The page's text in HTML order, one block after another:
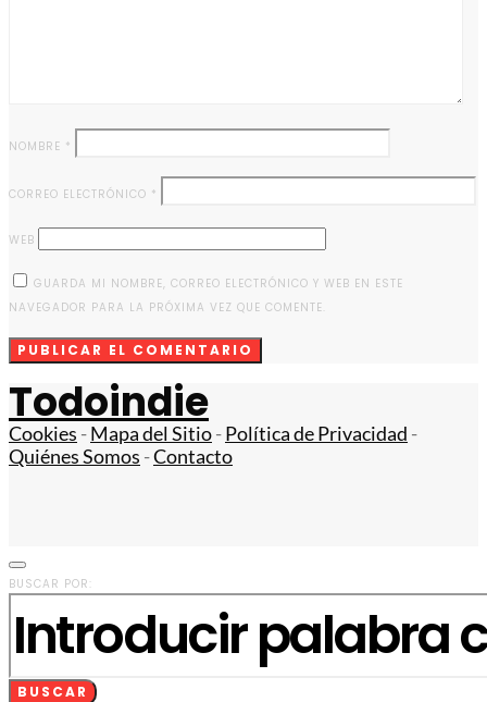
NOMBRE *
CORREO ELECTRÓNICO *
WEB
GUARDA MI NOMBRE, CORREO ELECTRÓNICO Y WEB EN ESTE
NAVEGADOR PARA LA PRÓXIMA VEZ QUE COMENTE.
Todoindie
Cookies -Mapa del Sitio-Política de Privacidad -
Quiénes Somos -Contacto
BUSCAR POR:
BUSCAR